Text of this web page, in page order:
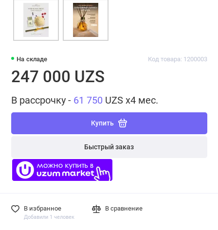
На складе Код товара: 1200003
247 000 UZS
В рассрочку - 61 750 UZS x4 мес.
Купить
Быстрый заказ
В избранное
Добавили 1 человек
В сравнение